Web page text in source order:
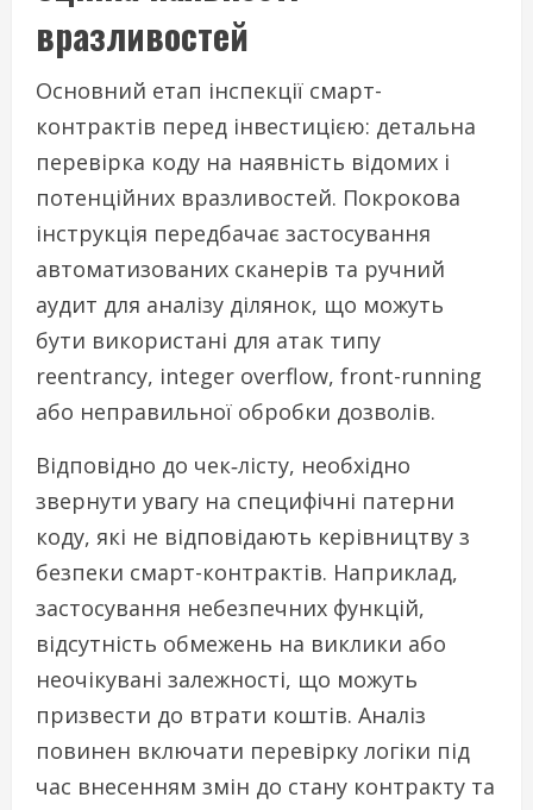
вразливостей
Основний етап інспекції смарт-
контрактів перед інвестицією: детальна
перевірка коду на наявність відомих і
потенційних вразливостей. Покрокова
інструкція передбачає застосування
автоматизованих сканерів та ручний
аудит для аналізу ділянок, що можуть
бути використані для атак типу
reentrancy, integer overflow, front-running
або неправильної обробки дозволів.
Відповідно до чек‑лісту, необхідно
звернути увагу на специфічні патерни
коду, які не відповідають керівництву з
безпеки смарт-контрактів. Наприклад,
застосування небезпечних функцій,
відсутність обмежень на виклики або
неочікувані залежності, що можуть
призвести до втрати коштів. Аналіз
повинен включати перевірку логіки під
час внесенням змін до стану контракту та